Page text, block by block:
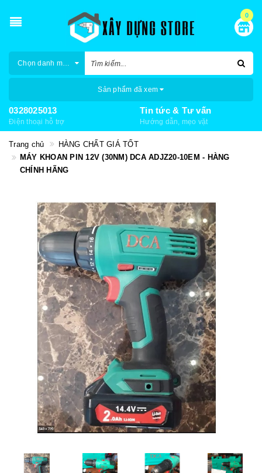
0
Chọn danh mục
Sản phẩm đã xem
0328025013
Điện thoại hỗ trợ
Tin tức & Tư vấn
Hướng dẫn, mẹo vặt
Trang chủ
HÀNG CHẤT GIÁ TỐT
MÁY KHOAN PIN 12V (30NM) DCA ADJZ20-10EM - HÀNG
CHÍNH HÃNG